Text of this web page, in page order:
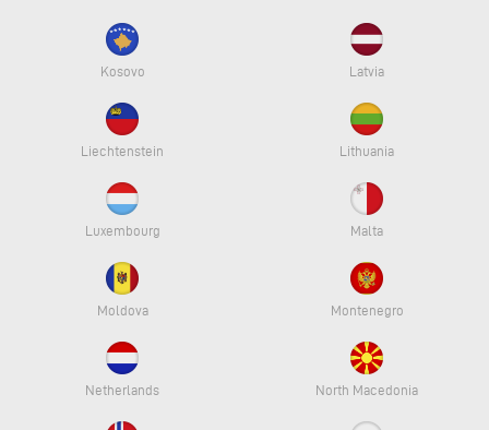
Kosovo Latvia
Liechtenstein Lithuania
Luxembourg Malta
Moldova Montenegro
Netherlands North Macedonia